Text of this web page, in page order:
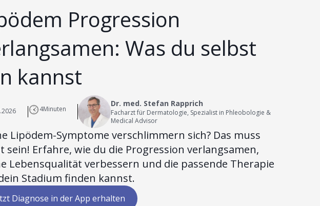
Progression
Was du selbst
kannst
4Minuten
Dr. med. Stefan Rapprich
Facharzt für Dermatologie, Spezialist in Phleobologie &
Medical Advisor
Lipödem-Symptome verschlimmern sich? Das muss
sein! Erfahre, wie du die Progression verlangsamen,
Lebensqualität verbessern und die passende Therapie
Stadium finden kannst.
Diagnose in der App erhalten